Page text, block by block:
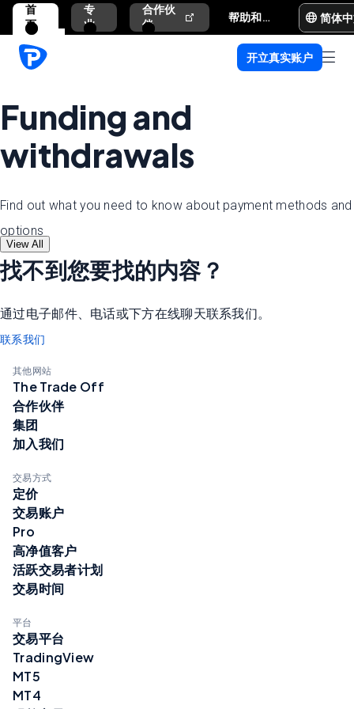
首
页
专
业
合作伙
伴
帮助和支持 简体
开立真实账户
Funding and
withdrawals
Find out what you need to know about payment methods and
options
View All
找不到您要找的内容？
通过电子邮件、电话或下方在线聊天联系我们。
联系我们
其他网站
The Trade Off
合作伙伴
集团
加入我们
交易方式
定价
交易账户
Pro
高净值客户
活跃交易者计划
交易时间
平台
交易平台
TradingView
MT5
MT4